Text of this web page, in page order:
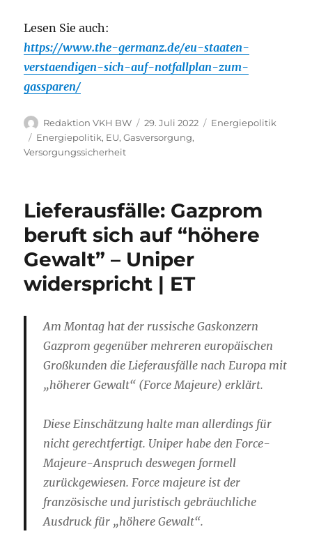
Lesen Sie auch:
https://www.the-germanz.de/eu-staaten-
verstaendigen-sich-auf-notfallplan-zum-
gassparen/
Autor
Redaktion VKH BW
Veröffentlicht
am
29. Juli 2022 Kategorien
Energiepolitik
Schlagwörter
Energiepolitik, EU,Gasversorgung,
Versorgungssicherheit
Lieferausfälle: Gazprom
beruft sich auf “höhere
Gewalt” – Uniper
widerspricht | ET
Am Montag hat der russische Gaskonzern
Gazprom gegenüber mehreren europäischen
Großkunden die Lieferausfälle nach Europa mit
„höherer Gewalt“ (Force Majeure) erklärt.
Diese Einschätzung halte man allerdings für
nicht gerechtfertigt. Uniper habe den Force-
Majeure-Anspruch deswegen formell
zurückgewiesen. Force majeure ist der
französische und juristisch gebräuchliche
Ausdruck für „höhere Gewalt“.